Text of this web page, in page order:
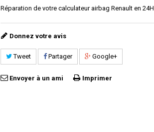
Réparation de votre calculateur airbag Renault en 24H
Donnez votre avis
Tweet Partager Google+
Envoyer à un ami Imprimer